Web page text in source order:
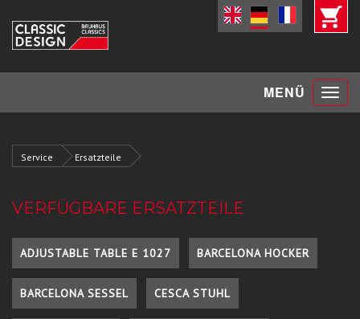
MENÜ Toggle
Service Ersatzteile
VERFÜGBARE ERSATZTEILE
ADJUSTABLE TABLE E 1027 BARCELONA HOCKER
BARCELONA SESSEL CESCA STUHL